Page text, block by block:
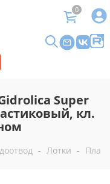
0
Super
кл.
- Лотки -